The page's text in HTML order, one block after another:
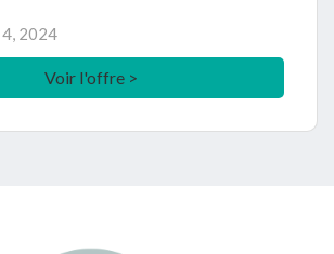
4, 2024
Voir l'offre >